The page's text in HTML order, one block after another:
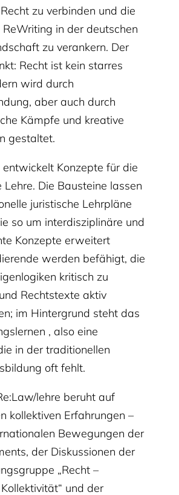
zu verbinden und die
in der deutschen
zu verankern. Der
Recht ist kein starres
wird durch
aber auch durch
Kämpfe und kreative
gestaltet.
entwickelt Konzepte für die
Die Bausteine lassen
juristische Lehrpläne
so um interdisziplinäre und
Konzepte erweitert
werden befähigt, die
kritisch zu
Rechtstexte aktiv
im Hintergrund steht das
, also eine
in der traditionellen
oft fehlt.
lehre beruht auf
kollektiven Erfahrungen –
Bewegungen der
der Diskussionen der
„Recht –
und der